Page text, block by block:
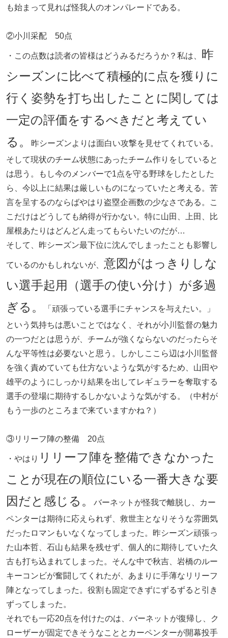
も始まって見れば怪我人のオンパレードである。
②小川采配 50点
・この点数は読者の皆様はどうみるだろうか？私は、 昨
シーズンに比べて積極的に点を獲りに
行く姿勢を打ち出したことに関しては
一定の評価をするべきだと考えてい
る。
昨シーズンよりは面白い攻撃を見せてくれている。
そして現状のチーム状態にあったチーム作りをしていると
は思う。もし今のメンバーで1点を守る野球をしたとした
ら、今以上に結果は厳しいものになっていたと考える。苦
言を呈するのならばやはり盗塁企画数の少なさである。こ
こだけはどうしても納得が行かない。特に山田、上田、比
屋根あたりはどんどん走ってもらいたいのだが…
そして、昨シーズン最下位に沈んでしまったことも影響し
ているのかもしれないが、 意図がはっきりしな
い選手起用（選手の使い分け）が多過
ぎる。
「頑張っている選手にチャンスを与えたい。」
という気持ちは悪いことではなく、それが小川監督の魅力
の一つだとは思うが、チームが強くならないのだったらそ
んな平等性は必要ないと思う。しかしここら辺は小川監督
を強く責めていても仕方ないような気がするため、山田や
雄平のようにしっかり結果を出してレギュラーを奪取する
選手の登場に期待するしかないような気がする。（中村が
もう一歩のところまで来ていますかね？）
③リリーフ陣の整備 20点
・やはり リリーフ陣を整備できなかった
ことが現在の順位にいる一番大きな要
因だと感じる。
バーネットが怪我で離脱し、カー
ペンターは期待に応えられず、救世主となりそうな雰囲気
だったロマンもいなくなってしまった。昨シーズン頑張っ
た山本哲、石山も結果を残せず、個人的に期待していた久
古も打ち込まれてしまった。そんな中で秋吉、岩橋のルー
キーコンビが奮闘してくれたが、あまりに手薄なリリーフ
陣となってしまった。役割も固定できずにずるずると引き
ずってしまった。
それでも一応20点を付けたのは、バーネットが復帰し、ク
ローザーが固定できそうなこととカーペンターが開幕投手